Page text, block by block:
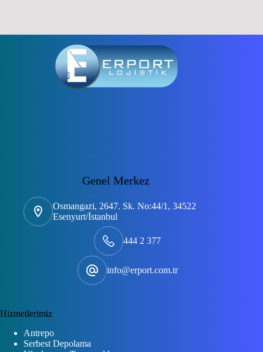
Genel Merkez
Osmangazi, 2647. Sk. No:44/1, 34522
Esenyurt/İstanbul
444 2 377
info@erport.com.tr
Hizmetlerimiz
Antrepo
Serbest Depolama